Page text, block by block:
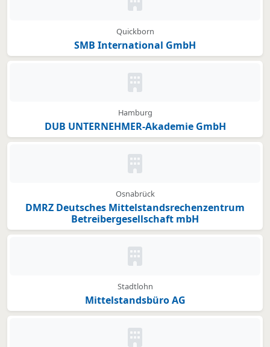
Kein Bild oder Logo hinterlegt
Quickborn
SMB International GmbH
Kein Bild oder Logo hinterlegt
Hamburg
DUB UNTERNEHMER-Akademie GmbH
Kein Bild oder Logo hinterlegt
Osnabrück
DMRZ Deutsches Mittelstandsrechenzentrum
Betreibergesellschaft mbH
Kein Bild oder Logo hinterlegt
Stadtlohn
Mittelstandsbüro AG
Kein Bild oder Logo hinterlegt